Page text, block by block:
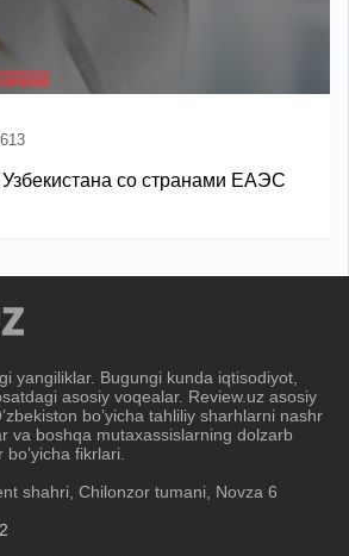
613
со странами ЕАЭС
yangiliklar. Bugungi kunda iqtisodiyot,
asosiy voqealar. Review.uz asosiy
boʼyicha tahliliy sharhlarni nashr
va boshqa mutaxassislarning dolzarb
fikrlari.
shahri, Chilonzor tumani, Novza 6